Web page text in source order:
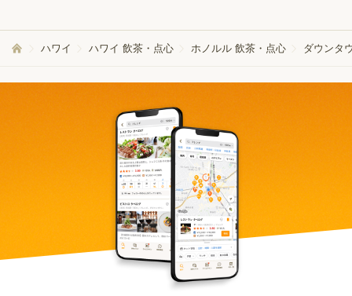
ハワイ ハワイ 飲茶・点心 ホノルル 飲茶・点心 ダウンタ